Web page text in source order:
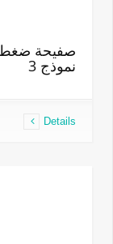
صفيحة ضغط
نموذج 3
Details